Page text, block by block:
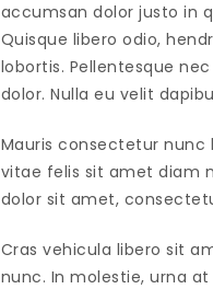
accumsan dolor justo in
Quisque libero odio,
lobortis. Pellentesque
dolor. Nulla eu velit
Mauris consectetur nunc
vitae felis sit amet diam
dolor sit amet,
Cras vehicula libero sit
nunc. In molestie, urna